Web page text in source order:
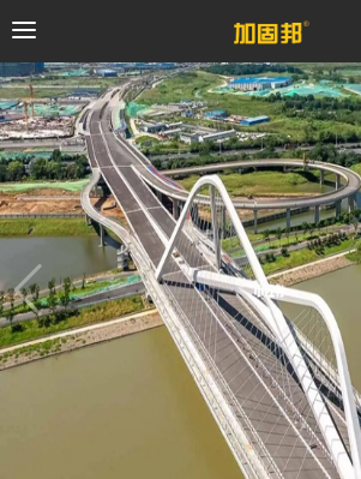
加固邦
碳纤维系统
粘钢加固系统
预应力系统